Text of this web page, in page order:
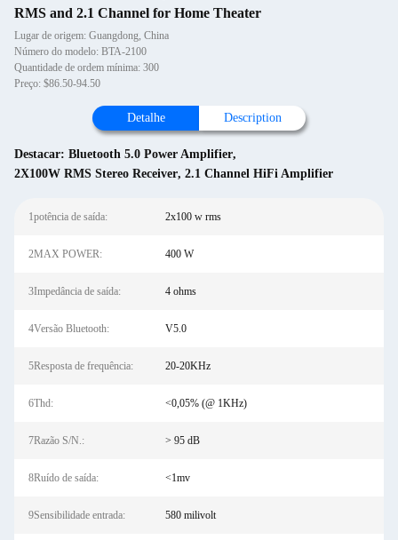
RMS and 2.1 Channel for Home Theater
Lugar de origem: Guangdong, China
Número do modelo: BTA-2100
Quantidade de ordem mínima: 300
Preço: $86.50-94.50
Detalhe Description
Destacar: Bluetooth 5.0 Power Amplifier,
2X100W RMS Stereo Receiver, 2.1 Channel HiFi Amplifier
1potência de saída: 2x100 w rms
2MAX POWER: 400 W
3Impedância de saída: 4 ohms
4Versão Bluetooth: V5.0
5Resposta de frequência: 20-20KHz
6Thd: <0,05% (@ 1KHz)
7Razão S/N.: > 95 dB
8Ruído de saída: <1mv
9Sensibilidade entrada: 580 milivolt